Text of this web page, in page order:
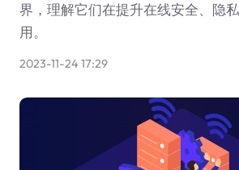
界，理解它们在提升在线安全、隐
用。
2023-11-24 17:29